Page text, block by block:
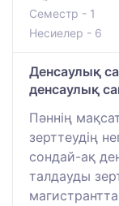
Семестр - 1
Несиелер - 6
Денсаулық
денсаулық
Пәннің
зерттеудің
сондай-ақ
талдауды